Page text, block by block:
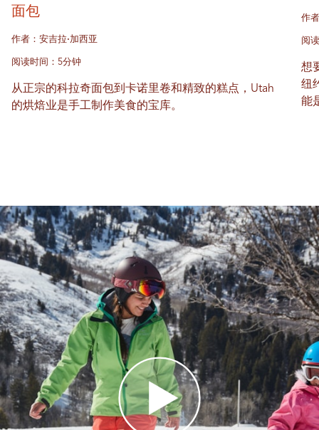
面包
作者：安吉拉·加西亚
阅读时间：5分钟
从正宗的科拉奇面包到卡诺里卷和精致的糕点，Utah
的烘焙业是手工制作美食的宝库。
作
阅
想
纽
能